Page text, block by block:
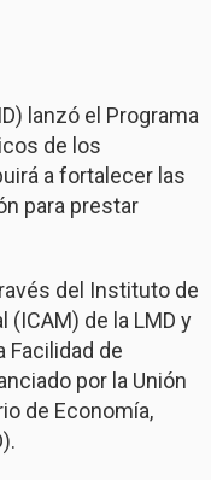
lanzó el Programa
de los
a fortalecer las
para prestar
del Instituto de
de la LMD y
Facilidad de
por la Unión
de Economía,